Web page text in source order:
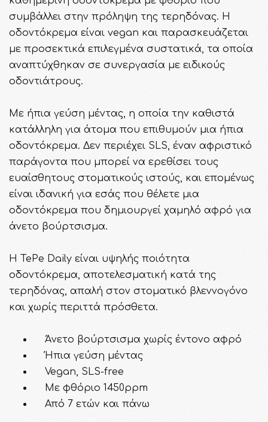
συμβάλλει στην πρόληψη της τερηδόνας. Η
οδοντόκρεμα είναι vegan και παρασκευάζεται
με προσεκτικά επιλεγμένα συστατικά, τα οποία
αναπτύχθηκαν σε συνεργασία με ειδικούς
οδοντιάτρους.
Με ήπια γεύση μέντας, η οποία την καθιστά
κατάλληλη για άτομα που επιθυμούν μια ήπια
οδοντόκρεμα. Δεν περιέχει SLS, έναν αφριστικό
παράγοντα που μπορεί να ερεθίσει τους
ευαίσθητους στοματικούς ιστούς, και επομένως
είναι ιδανική για εσάς που θέλετε μια
οδοντόκρεμα που δημιουργεί χαμηλό αφρό για
άνετο βούρτσισμα.
Η TePe Daily είναι υψηλής ποιότητα
οδοντόκρεμα, αποτελεσματική κατά της
τερηδόνας, απαλή στον στοματικό βλεννογόνο
και χωρίς περιττά πρόσθετα.
Άνετο βούρτσισμα χωρίς έντονο αφρό
Ήπια γεύση μέντας
Vegan, SLS-free
Με φθόριο 1450ppm
Από 7 ετών και πάνω